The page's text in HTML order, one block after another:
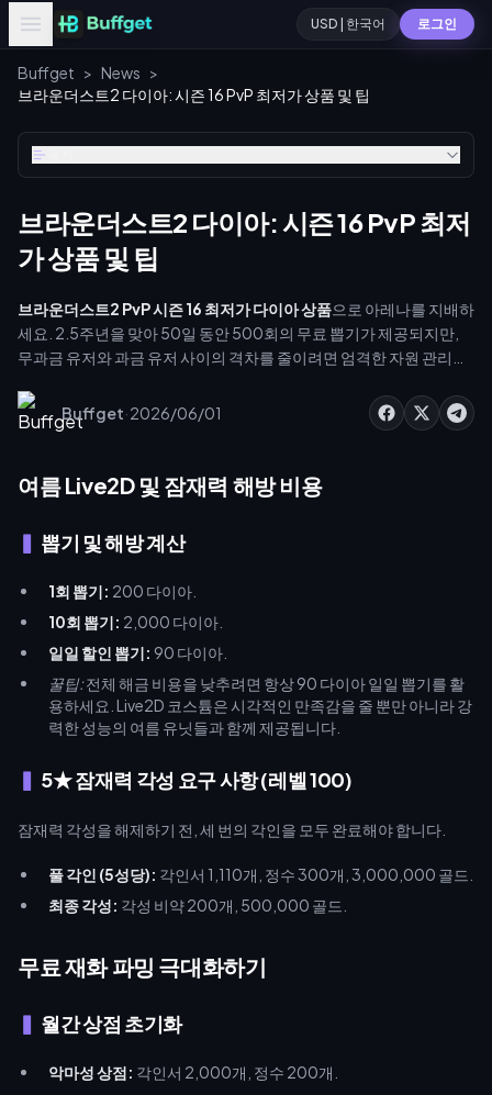
USD | 한국어 로그인
Buffget > News >
브라운더스트2 다이아: 시즌 16 PvP 최저가 상품 및 팁
브라운더스트2 다이아: 시즌 16 PvP 최저
가 상품 및 팁
브라운더스트2 PvP 시즌 16 최저가 다이아 상품으로 아레나를 지배하
세요. 2.5주년을 맞아 50일 동안 500회의 무료 뽑기가 제공되지만,
무과금 유저와 과금 유저 사이의 격차를 줄이려면 엄격한 자원 관리가
품](https://buffget.com/goods/brown-dust2)을 확보하여 과도
한 지출 없이 최상위권 여름 로스터를 구축해 보세요.
Buffget·2026/06/01
여름 Live2D 및 잠재력 해방 비용
뽑기 및 해방 계산
1회 뽑기: 200 다이아.
10회 뽑기: 2,000 다이아.
일일 할인 뽑기: 90 다이아.
꿀팁:전체 해금 비용을 낮추려면 항상 90 다이아 일일 뽑기를 활
용하세요. Live2D 코스튬은 시각적인 만족감을 줄 뿐만 아니라 강
력한 성능의 여름 유닛들과 함께 제공됩니다.
5★ 잠재력 각성 요구 사항 (레벨 100)
잠재력 각성을 해제하기 전, 세 번의 각인을 모두 완료해야 합니다.
풀 각인 (5성당): 각인서 1,110개, 정수 300개, 3,000,000 골드.
최종 각성: 각성 비약 200개, 500,000 골드.
무료 재화 파밍 극대화하기
월간 상점 초기화
악마성 상점: 각인서 2,000개, 정수 200개.